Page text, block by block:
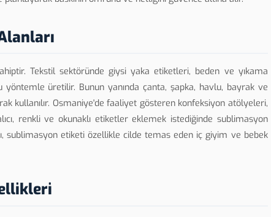
Tekstil sektöründe giysi yaka etiketleri, beden ve yıkama
üretilir. Bunun yanında çanta, şapka, havlu, bayrak ve
kullanılır. Osmaniye'de faaliyet gösteren konfeksiyon atölyeleri,
renkli ve okunaklı etiketler eklemek istediğinde sublimasyon
sublimasyon etiketi özellikle cilde temas eden iç giyim ve bebek